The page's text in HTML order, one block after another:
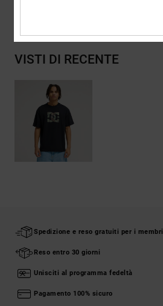
VISTI DI RECENTE
Spedizione e reso gratuiti per i membri
Reso entro 30 giorni
Unisciti al programma fedeltà
Pagamento 100% sicuro